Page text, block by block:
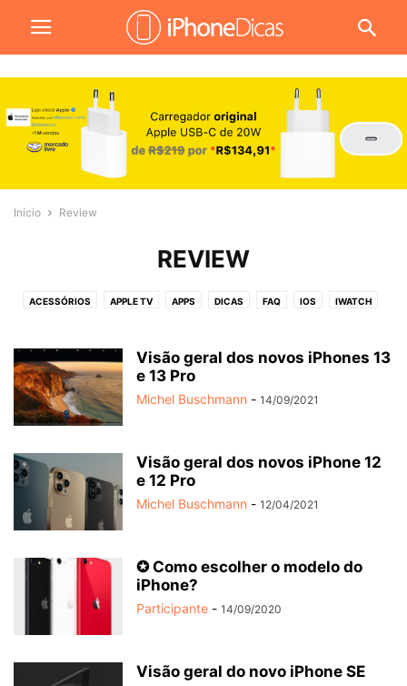
Início Review
REVIEW
ACESSÓRIOS APPLE TV APPS DICAS FAQ IOS IWATCH
Visão geral dos novos iPhones 13
e 13 Pro
Michel Buschmann - 14/09/2021
Visão geral dos novos iPhone 12
e 12 Pro
Michel Buschmann - 12/04/2021
✪ Como escolher o modelo do
iPhone?
Participante - 14/09/2020
Visão geral do novo iPhone SE